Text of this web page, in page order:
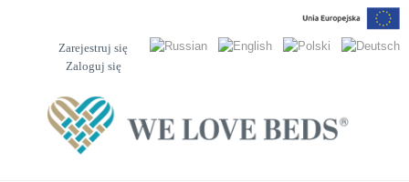
Zarejestruj się
Zaloguj się